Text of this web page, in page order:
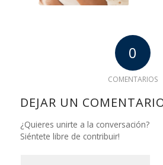
0
COMENTARIOS
DEJAR UN
¿Quieres unirte a la conversación?
Siéntete libre de contribuir!